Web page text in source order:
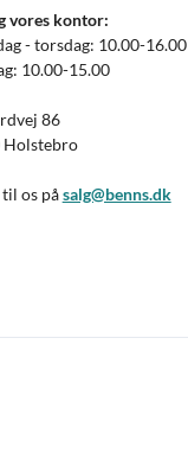
vores kontor:
- torsdag: 10.00-16.00
10.00-15.00
86
Holstebro
os påsalg@benns.dk